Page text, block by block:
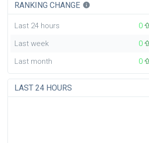
RANKING CHANGE info
Last 24 hours 0
Last week
0
Last month
0
LAST 24 HOURS